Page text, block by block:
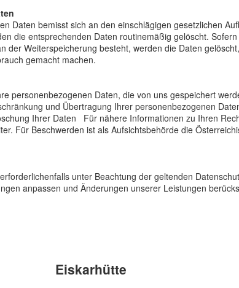
Daten bemisst sich an den einschlägigen gesetzlichen
die entsprechenden Daten routinemäßig gelöscht.
der Weiterspeicherung besteht, werden die Daten
gemacht machen.
personenbezogenen Daten, die von uns gespeichert
und Übertragung Ihrer personenbezogenen
Ihrer Daten Für nähere Informationen zu Ihren
Für Beschwerden ist als Aufsichtsbehörde die
unter Beachtung der geltenden
anpassen und Änderungen unserer Leistungen
Eiskarhütte